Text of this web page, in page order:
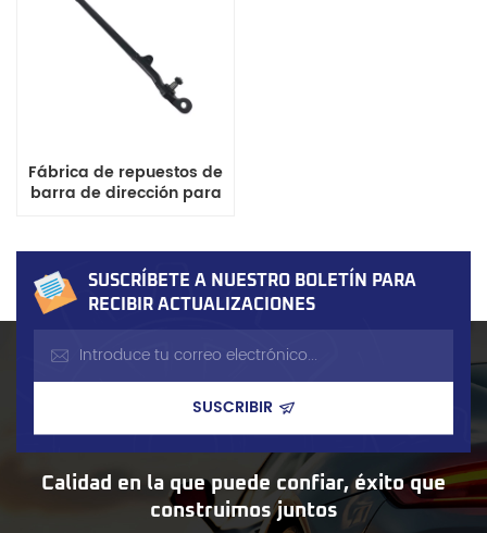
Fábrica de repuestos de
barra de dirección para
SUSCRÍBETE A NUESTRO BOLETÍN PARA
RECIBIR ACTUALIZACIONES
Calidad en la que puede confiar, éxito que
construimos juntos